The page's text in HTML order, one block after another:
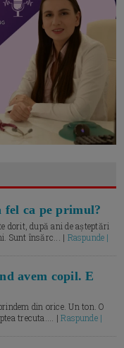
fel ca pe primul?
dorit, după ani de așteptări
Sunt însărc... | Raspunde |
avem copil. E
din orice. Un ton. O
trecuta.... |Raspunde |